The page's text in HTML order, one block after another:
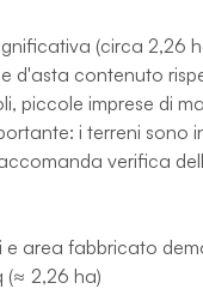
(circa 2,26
d'asta contenuto
piccole imprese di
i terreni sono
verifica
e area fabbricato
(≈ 2,26 ha)